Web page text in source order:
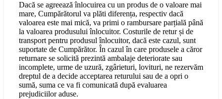
Dacă se agreează înlocuirea cu un produs de o valoare mai
mare, Cumpărătorul va plăti diferența, respectiv dacă
valoarea este mai mică, va primi o rambursare parțială până
la valoarea produsului înlocuitor. Costurile de retur și de
transport pentru produsul înlocuitor, dacă este cazul, sunt
suportate de Cumpărător. În cazul în care produsele a căror
returnare se solicită prezintă ambalaje deteriorate sau
incomplete, urme de uzură, zgârieturi, lovituri, ne rezervăm
dreptul de a decide acceptarea returului sau de a opri o
sumă, suma ce va fi comunicată după evaluarea
prejudiciilor aduse.